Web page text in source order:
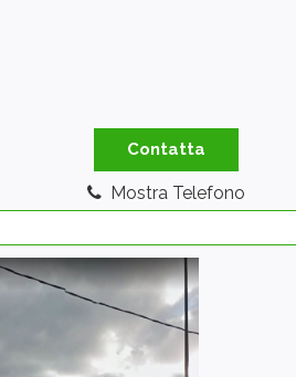
Contatta
Mostra Telefono